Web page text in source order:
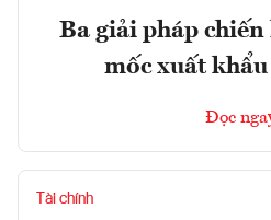
Ba giải pháp
mốc xuất
Đọc
Tài chính